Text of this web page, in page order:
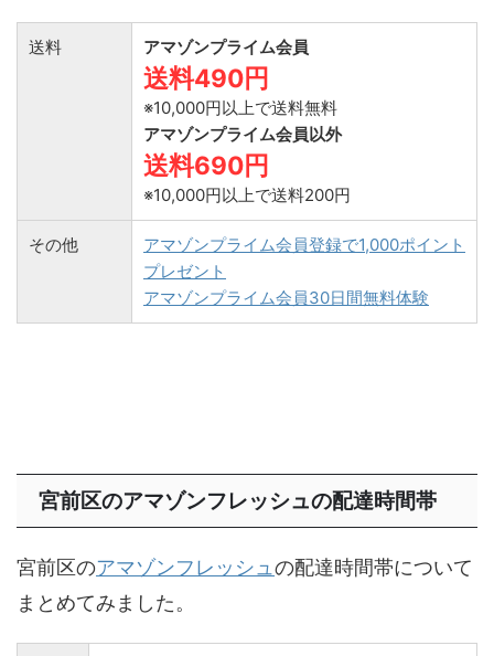
送料 アマゾンプライム会員
送料490円
※10,000円以上で送料無料
アマゾンプライム会員以外
送料690円
※10,000円以上で送料200円
その他
アマゾンプライム会員登録で1,000ポイント
プレゼント
アマゾンプライム会員30日間無料体験
宮前区のアマゾンフレッシュの配達時間帯
宮前区のアマゾンフレッシュ の配達時間帯について
まとめてみました。